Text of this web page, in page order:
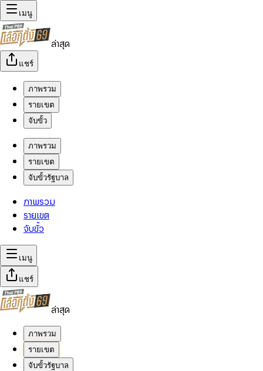
เมนู
ล่าสุด
แชร์
ภาพรวม
รายเขต
จับขั้ว
ภาพรวม
รายเขต
จับขั้วรัฐบาล
ภาพรวม
รายเขต
จับขั้ว
เมนู
แชร์
ล่าสุด
ภาพรวม
รายเขต
จับขั้วรัฐบาล